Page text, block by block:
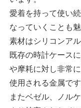
愛着を持って使い
なっていくことも魅
素材はシリコンア
既存の時計ケース
や摩耗に対し非常
使用される金属です
またベゼル、ノル